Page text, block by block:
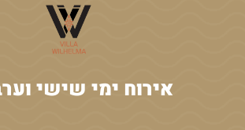
אירוח ימי שישי